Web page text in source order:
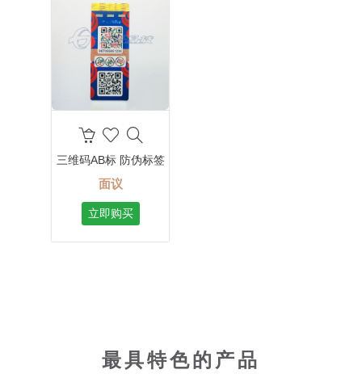
三维码AB标 防伪标签
面议
立即购买
最具特色的产品